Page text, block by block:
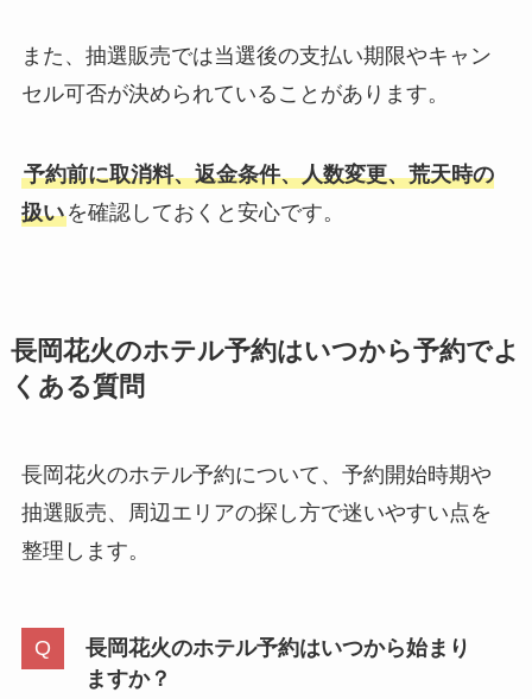
また、抽選販売では当選後の支払い期限やキャン
セル可否が決められていることがあります。
予約前に取消料、返金条件、人数変更、荒天時の
扱いを確認しておくと安心です。
長岡花火のホテル予約はいつから予約でよ
くある質問
長岡花火のホテル予約について、予約開始時期や
抽選販売、周辺エリアの探し方で迷いやすい点を
整理します。
長岡花火のホテル予約はいつから始まり
ますか？